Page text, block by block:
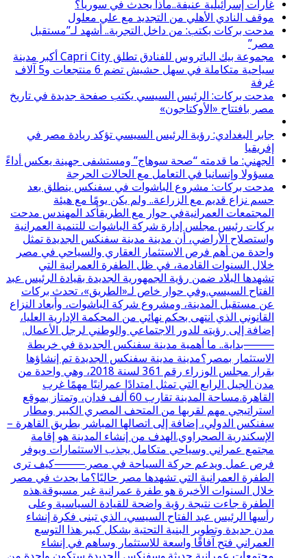
غارات إسرائيلية عنيفة..ماذا يحدث في سوريا؟
موقف النادي الأهلي من التجديد مع علي معلول
مدحت بركات يكتب: من داخل التجربة.. أشهد لـ”مستقبل
مصر”
مجموعة بيك الباتروس للفنادق تطلق Capri City أكبر مدينة
سياحية متكاملة في سهل حشيش تضم 6 منتجعات و5 آلاف
غرفة
مدحت بركات: الرئيس السيسي يكتب صفحة جديدة في تاريخ
مصر بافتتاح «الأوكتاجون»
جابر البغدادي: رؤية الرئيس السيسي تؤكد ريادة مصر في
إفريقيا
الجهني: ما قدمته “صحة سوهاج” ومستشفى جهينة يعكس أداءً
مسؤولا وإنسانيا في التعامل مع الحالات الحرجة
مدحت بركات: مشروع الباشوات في سفنكس ينطلق بعد
حسم نزاع قديم مع الزراعة.. ولم يكن يومًا مع هيئة
المجتمعات العمرانيةفي حوار مع الطريقأكد المهندس مدحت
بركات رئيس مجلس إدارة شركة الباشوات للتنمية العمرانية
واستصلاح الأراضي، أن مدينة مدينة سفنكس الجديدة تمثل
واحدة من أهم فرص الاستثمار العقاري والسياحي في مصر
خلال السنوات القادمة، في ظل الطفرة العمرانية التي
تشهدها البلاد ضمن رؤية الجمهورية الجديدة بقيادة الرئيس عبد
الفتاح السيسي.وفي حوار خاص لـ«الطريق»، تحدث بركات
عن مستقبل المدينة، ومشروع شركة الباشوات، وأبعاد النزاع
القانوني الذي انتهى بحكم نهائي من المحكمة الإدارية العليا،
إضافة إلى رؤيته للدور الاجتماعي والوطني لرجل الأعمال.
⸻بداية.. ما أهمية مدينة سفنكس الجديدة في خريطة
الاستثمار بمصر؟مدينة مدينة سفنكس الجديدة تم إنشاؤها
بقرار مجلس الوزراء رقم 361 لسنة 2018، وهي واحدة من
مدن الجيل الرابع التي تمثل امتدادًا عمرانيًا مهمًا غرب
القاهرة.مساحة المدينة تقارب 60 ألف فدان، وتمتاز بموقع
استراتيجي مهم لقربها من المتحف المصري الكبير ومطار
سفنكس الدولي، إضافة إلى اتصالها المباشر بطريق القاهرة –
الإسكندرية الصحراوي.الهدف من إنشاء المدينة هو إقامة
مجتمع عمراني وسياحي متكامل يجذب الاستثمارات ويوفر
فرص عمل ويدعم حركة السياحة في مصر.⸻كيف ترى
الطفرة العمرانية التي تشهدها مصر حاليًا؟ما يحدث في مصر
خلال السنوات الأخيرة هو طفرة عمرانية غير مسبوقة.هذه
الطفرة جاءت نتيجة رؤية واضحة للقيادة السياسية وعلى
رأسها الرئيس عبد الفتاح السيسي، الذي تبنى فكرة إنشاء
مدن جديدة وتطوير البنية التحتية بشكل كبير.هذا التوسع
العمراني فتح آفاقًا واسعة للاستثمار وساهم في إنشاء